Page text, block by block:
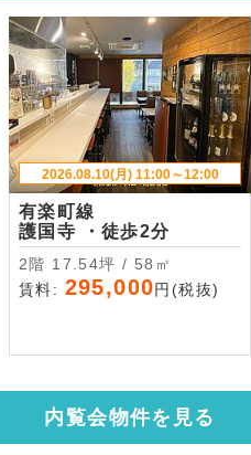
2026.08.10(月) 11:00～12:00
有楽町線
護国寺 ・徒歩2分
2階 17.54坪 / 58㎡
賃料: 295,000円(税抜)
内覧会物件を見る